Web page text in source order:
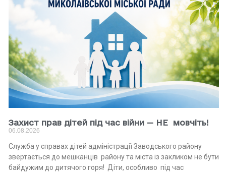
Захист прав дітей під час війни — НЕ мовчіть!
06.08.2026
Служба у справах дітей адміністрації Заводського району
звертається до мешканців району та міста із закликом не бути
байдужим до дитячого горя! Діти, особливо під час